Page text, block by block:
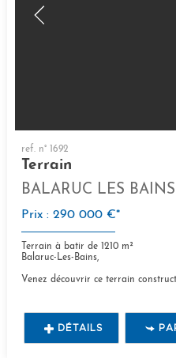
ref. n° 1692
Terrain
BALARUC LES BAINS
Prix : 290 000 €*
Terrain à batir de 1210 m²
Balaruc-Les-Bains,
Venez découvrir ce terrain constructible rare
DÉTAILS